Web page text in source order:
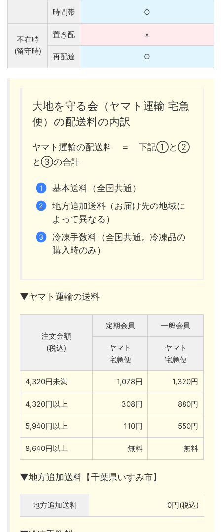
時間帯 ○
不在時
(留守時)
置き配 ×
再配達 ○
大地を守る会（ヤマト運輸 宅急
便）の配送料の内訳
ヤマト運輸の配送料 ＝ 下記①と②
と③の合計
基本送料（全国共通）
地方追加送料（お届け先の地域に
よって異なる）
冷凍手数料（全国共通。冷凍品の
購入時のみ）
▼ヤマト運輸の送料
注文金額
(税込)
定期会員 一般会員
ヤマト
宅急便
ヤマト
宅急便
4,320円未満 1,078円 1,320円
4,320円以上 308円 880円
5,940円以上 110円 550円
8,640円以上 無料 無料
▼地方追加送料【千葉県いすみ市】
地方追加送料 0円(税込)